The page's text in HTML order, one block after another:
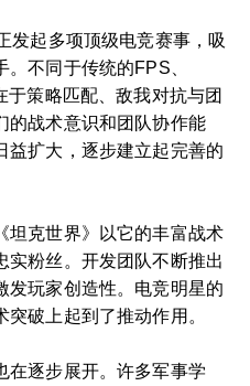
发起多项顶级电竞赛事，吸
不同于传统的FPS、
于策略匹配、敌我对抗与团
的战术意识和团队协作能
益扩大，逐步建立起完善的
坦克世界》以它的丰富战术
实粉丝。开发团队不断推出
发玩家创造性。电竞明星的
破上起到了推动作用。
在逐步展开。许多军事学